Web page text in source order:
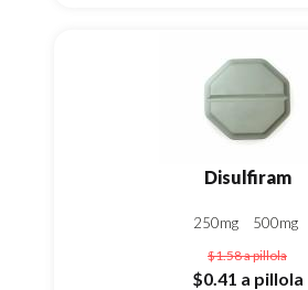
Disulfiram
250mg 500mg
$1.58a pillola
$0.41 a pillola